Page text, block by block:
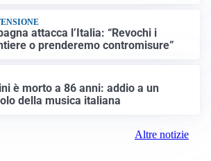
attacca l’Italia: “Revochi i
o prenderemo contromisure”
è morto a 86 anni: addio a un
della musica italiana
Altre notizie